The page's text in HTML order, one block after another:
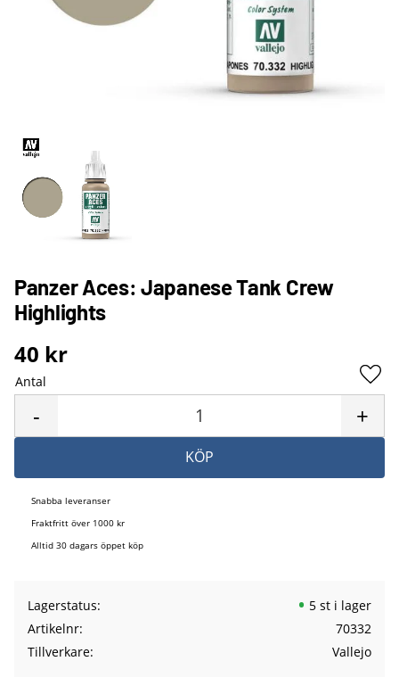
Panzer Aces: Japanese Tank Crew
Highlights
40 kr
Antal
+
-
KÖP
Snabba leveranser
Fraktfritt över 1000 kr
Alltid 30 dagars öppet köp
Lagerstatus
5 st i lager
Artikelnr
70332
Tillverkare
Vallejo